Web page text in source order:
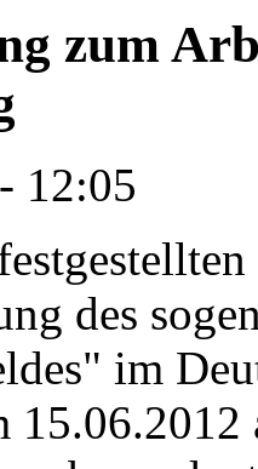
zum
12:05
des
im